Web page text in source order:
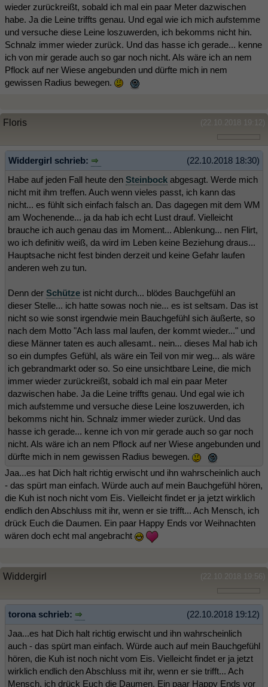
wieder zurückreißt, sobald ich mal ein paar Meter dazwischen
habe. Ja die Leine triffts genau. Und egal wie ich mich aufstemme
und versuche diese Leine loszuwerden, ich bekomms nicht hin.
Schnalz immer wieder zurück. Und das hasse ich gerade... kenne
ich von mir gerade auch so gar noch nicht. Als wäre ich an nem
Pflock auf ner Wiese angebunden und dürfte mich in nem
gewissen Radius bewegen.
(22.10.2018 19:12)
Floris
(22.10.2018 18:30)
Widdergirl schrieb:
Habe auf jeden Fall heute den Steinbock abgesagt. Werde mich
nicht mit ihm treffen. Auch wenn vieles passt, ich kann das
nicht... es fühlt sich einfach falsch an. Das dagegen mit dem WM
am Wochenende... ja da hab ich echt Lust drauf. Vielleicht
brauche ich auch genau das im Moment... Ablenkung... nen Flirt,
wo ich definitiv weiß, da wird im Leben keine Beziehung draus...
Hauptsache nicht fest binden derzeit und keine Gefahr laufen
anderen weh zu tun.
Denn der Schütze ist nicht durch... blödes Bauchgefühl an
dieser Stelle... ich hatte sowas noch nie... es ist seltsam. Das ist
nicht so wie sonst irgendwie mein Bauchgefühl sich äußerte, so
nach dem Motto "Ach lass mal laufen, der kommt wieder..." und
diese Männer taten es auch allesamt.. nein... dieses Mal hab ich
so ein dumpfes Gefühl, als wäre ein Teil von mir weg... als wäre
ich gebrandmarkt oder so. So eine unsichtbare Leine, die mich
immer wieder zurückreißt, sobald ich mal ein paar Meter
dazwischen habe. Ja die Leine triffts genau. Und egal wie ich
mich aufstemme und versuche diese Leine loszuwerden, ich
bekomms nicht hin. Schnalz immer wieder zurück. Und das
hasse ich gerade... kenne ich von mir gerade auch so gar noch
nicht. Als wäre ich an nem Pflock auf ner Wiese angebunden und
dürfte mich in nem gewissen Radius bewegen.
Jaa...es hat Dich halt richtig erwischt und ihn wahrscheinlich auch
- das spürt man einfach. Würde auch auf mein Bauchgefühl hören,
die Kuh ist noch nicht vom Eis. Vielleicht findet er ja jetzt wirklich
endlich den Abschluss mit ihr, wenn er sie trifft... Ach Mensch, ich
drück Euch die Daumen. Ein paar Happy Ends vor Weihnachten
wären doch echt mal angebracht
(22.10.2018 19:56)
Widdergirl
(22.10.2018 19:12)
torona schrieb:
Jaa...es hat Dich halt richtig erwischt und ihn wahrscheinlich
auch - das spürt man einfach. Würde auch auf mein Bauchgefühl
hören, die Kuh ist noch nicht vom Eis. Vielleicht findet er ja jetzt
wirklich endlich den Abschluss mit ihr, wenn er sie trifft... Ach
Mensch, ich drück Euch die Daumen. Ein paar Happy Ends vor